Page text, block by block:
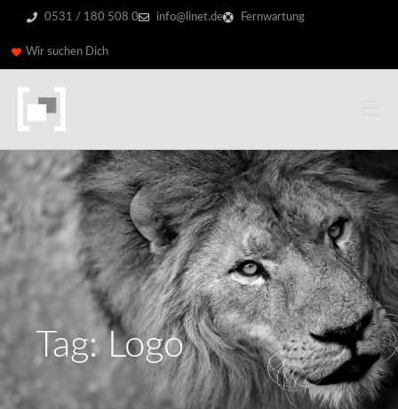
0531 / 180 508 0 info@linet.de Fernwartung
Wir suchen Dich
Tag: Logo